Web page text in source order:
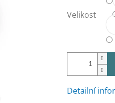
Velikost
Detailní